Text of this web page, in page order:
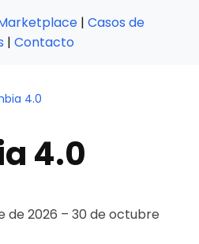
| Casos de
| Contacto
4.0
4.0
de 2026 – 30 de octubre